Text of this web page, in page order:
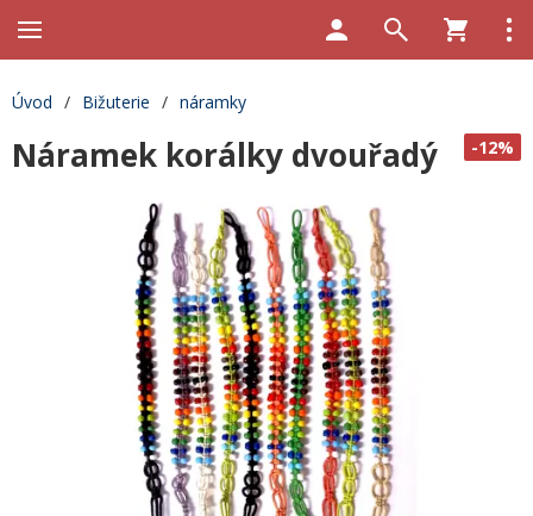
Úvod / Bižuterie / náramky
-12%
Náramek korálky dvouřadý